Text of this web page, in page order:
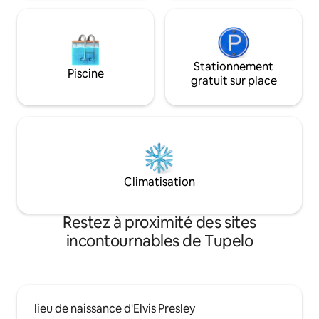
Piscine
Stationnement
gratuit sur place
Climatisation
Restez à proximité des sites
incontournables de Tupelo
lieu de naissance d'Elvis Presley